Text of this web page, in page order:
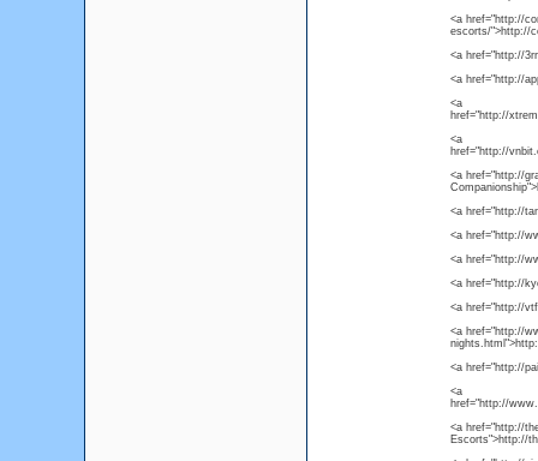
<a href="http://
escorts/">http://
<a href="http://
<a href="http://
<a
href="http://
<a
href="http://
<a href="http://
<a href="http://
<a href="http://
<a href="http://
<a href="http://
<a href="http://
<a href="http://
<a href="http://
<a
href="http://
<a href="http://
Escorts">http://